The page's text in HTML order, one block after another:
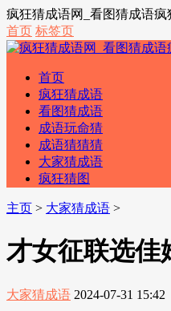
疯狂猜成语网_看图猜成语
首页 标签页
首页
疯狂猜成语
看图猜成语
成语玩命猜
成语猜猜猜
大家猜成语
疯狂猜图
主页 > 大家猜成语 >
才女征联选佳
大家猜成语 2024-07-31 15:42